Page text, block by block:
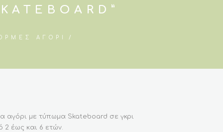
ΑΓΌΡΙ
αγόρι με τύπωμα Skateboard σε γκρι
2 έως και 6 ετών.